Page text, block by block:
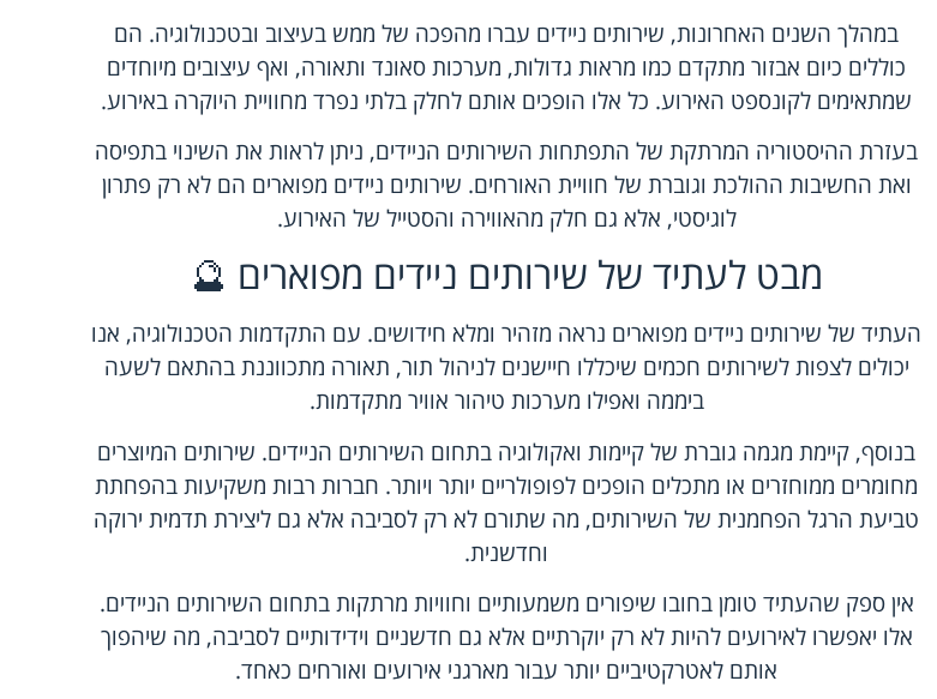
במהלך השנים האחרונות, שירותים ניידים עברו מהפכה של ממש בעיצוב ובטכנולוגיה. הם
כוללים כיום אבזור מתקדם כמו מראות גדולות, מערכות סאונד ותאורה, ואף עיצובים מיוחדים
שמתאימים לקונספט האירוע. כל אלו הופכים אותם לחלק בלתי נפרד מחוויית היוקרה באירוע.
בעזרת ההיסטוריה המרתקת של התפתחות השירותים הניידים, ניתן לראות את השינוי בתפיסה
ואת החשיבות ההולכת וגוברת של חוויית האורחים. שירותים ניידים מפוארים הם לא רק פתרון
לוגיסטי, אלא גם חלק מהאווירה והסטייל של האירוע.
מבט לעתיד של שירותים ניידים מפוארים 🔮
העתיד של שירותים ניידים מפוארים נראה מזהיר ומלא חידושים. עם התקדמות הטכנולוגיה, אנו
יכולים לצפות לשירותים חכמים שיכללו חיישנים לניהול תור, תאורה מתכווננת בהתאם לשעה
ביממה ואפילו מערכות טיהור אוויר מתקדמות.
בנוסף, קיימת מגמה גוברת של קיימות ואקולוגיה בתחום השירותים הניידים. שירותים המיוצרים
מחומרים ממוחזרים או מתכלים הופכים לפופולריים יותר ויותר. חברות רבות משקיעות בהפחתת
טביעת הרגל הפחמנית של השירותים, מה שתורם לא רק לסביבה אלא גם ליצירת תדמית ירוקה
וחדשנית.
אין ספק שהעתיד טומן בחובו שיפורים משמעותיים וחוויות מרתקות בתחום השירותים הניידים.
אלו יאפשרו לאירועים להיות לא רק יוקרתיים אלא גם חדשניים וידידותיים לסביבה, מה שיהפוך
אותם לאטרקטיביים יותר עבור מארגני אירועים ואורחים כאחד.